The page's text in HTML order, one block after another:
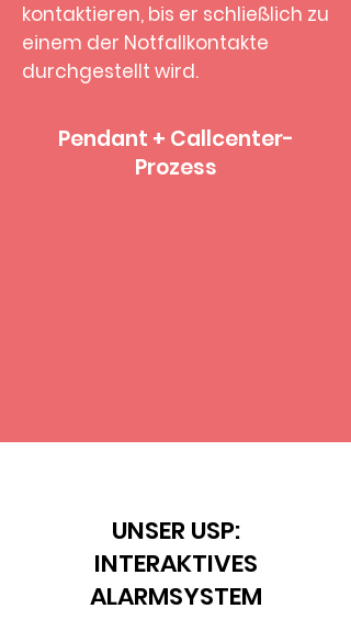
kontaktieren, bis er schließlich zu
einem der Notfallkontakte
durchgestellt wird.
Pendant + Callcenter-
Prozess
UNSER USP:
INTERAKTIVES
ALARMSYSTEM